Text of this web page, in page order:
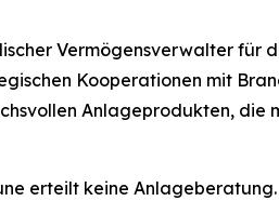
Vermögensverwalter
Kooperationen mit
Anlageprodukten,
erteilt keine